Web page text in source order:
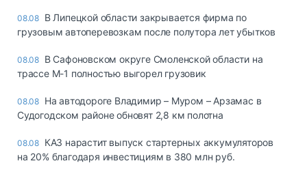
08.08 В Липецкой области закрывается фирма по
грузовым автоперевозкам после полутора лет убытков
08.08 В Сафоновском округе Смоленской области на
трассе М-1 полностью выгорел грузовик
08.08 На автодороге Владимир – Муром – Арзамас в
Судогодском районе обновят 2,8 км полотна
08.08 КАЗ нарастит выпуск стартерных аккумуляторов
на 20% благодаря инвестициям в 380 млн руб.